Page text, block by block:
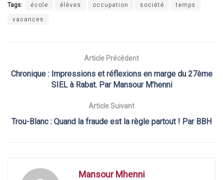
Tags: école élèves occupation société temps
vacances
Article Précèdent
Chronique : Impressions et réflexions en marge du 27ème
SIEL à Rabat. Par Mansour M’henni
Article Suivant
Trou-Blanc : Quand la fraude est la règle partout ! Par BBH
Mansour Mhenni